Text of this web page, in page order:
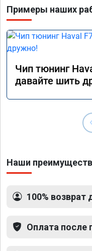
Примеры наших
Чип тюнинг
давайте шить
Наши
100% возврат
Оплата после